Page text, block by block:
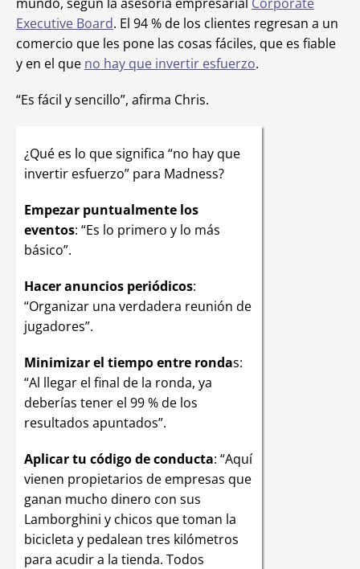
Executive Board. El 94 % de los clientes regresan a un
comercio que les pone las cosas fáciles, que es fiable
y en el que no hay que invertir esfuerzo.
“Es fácil y sencillo”, afirma Chris.
¿Qué es lo que significa “no hay que
invertir esfuerzo” para Madness?
Empezar puntualmente los
eventos: “Es lo primero y lo más
básico”.
Hacer anuncios periódicos:
“Organizar una verdadera reunión de
jugadores”.
Minimizar el tiempo entre rondas:
“Al llegar el final de la ronda, ya
deberías tener el 99 % de los
resultados apuntados”.
Aplicar tu código de conducta: “Aquí
vienen propietarios de empresas que
ganan mucho dinero con sus
Lamborghini y chicos que toman la
bicicleta y pedalean tres kilómetros
para acudir a la tienda. Todos